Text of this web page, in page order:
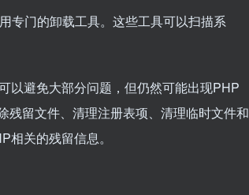
专门的卸载工具。这些工具可以扫描系
以避免大部分问题，但仍然可能出现PHP
残留文件、清理注册表项、清理临时文件和
关的残留信息。